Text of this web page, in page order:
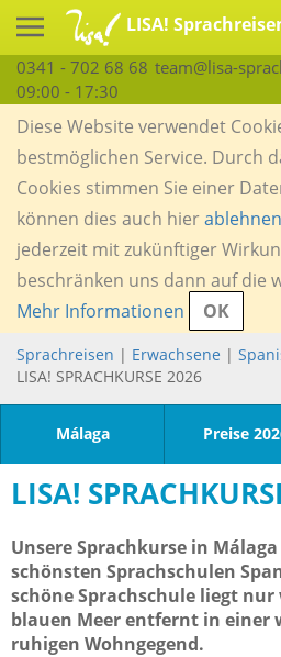
LISA!
0341 - 702 68 68 team@lisa-
09:00 - 17:30
Diese Website verwendet
bestmöglichen Service. Durch
Cookies stimmen Sie einer
können dies auch hierablehnen
jederzeit mit zukünftiger
beschränken uns dann auf die
Mehr Informationen
OK
Sprachreisen | Erwachsene |
LISA! SPRACHKURSE 2026
Málaga Preise
LISA!
Unsere Sprachkurse in
schönsten Sprachschulen
schöne Sprachschule liegt
blauen Meer entfernt in einer
ruhigen Wohngegend.